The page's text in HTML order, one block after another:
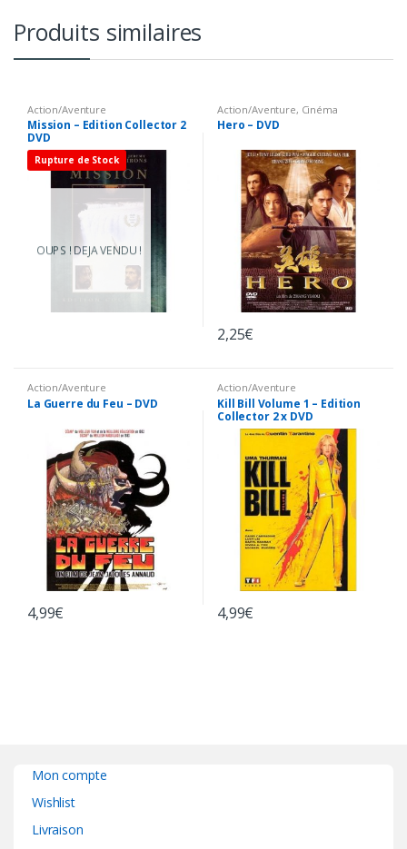
Produits similaires
Action/Aventure
Mission – Edition Collector 2
DVD
Rupture de Stock
OUPS ! DEJA VENDU !
Action/Aventure, Cinéma
Asiatique
Hero – DVD
2,25€
Action/Aventure
La Guerre du Feu – DVD
4,99€
Action/Aventure
Kill Bill Volume 1 – Edition
Collector 2 x DVD
4,99€
Mon compte
Wishlist
Livraison